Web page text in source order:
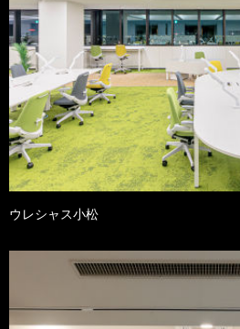
ウレシャス小松